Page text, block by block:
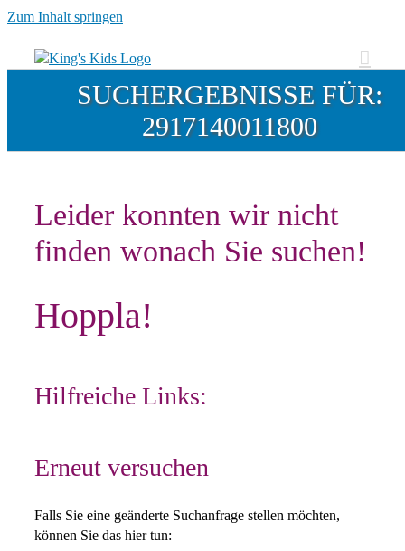
Zum Inhalt springen
SUCHERGEBNISSE FÜR:
2917140011800
Leider konnten wir nicht
finden wonach Sie suchen!
Hoppla!
Hilfreiche Links:
Erneut versuchen
Falls Sie eine geänderte Suchanfrage stellen möchten,
können Sie das hier tun: